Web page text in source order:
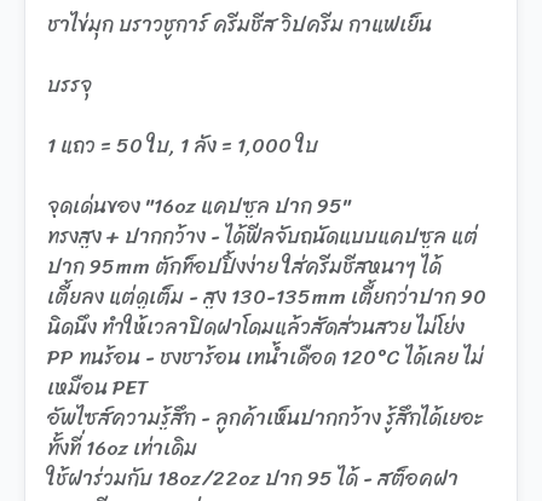
ชาไข่มุก บราวชูการ์ ครีมชีส วิปครีม กาแฟเย็น
บรรจุ
1 แถว = 50 ใบ, 1 ลัง = 1,000 ใบ
จุดเด่นของ "16oz แคปซูล ปาก 95"
ทรงสูง + ปากกว้าง - ได้ฟีลจับถนัดแบบแคปซูล แต่
ปาก 95mm ตักท็อปปิ้งง่าย ใส่ครีมชีสหนาๆ ได้
เตี้ยลง แต่ดูเต็ม - สูง 130-135mm เตี้ยกว่าปาก 90
นิดนึง ทำให้เวลาปิดฝาโดมแล้วสัดส่วนสวย ไม่โย่ง
PP ทนร้อน - ชงชาร้อน เทน้ำเดือด 120°C ได้เลย ไม่
เหมือน PET
อัพไซส์ความรู้สึก - ลูกค้าเห็นปากกว้าง รู้สึกได้เยอะ
ทั้งที่ 16oz เท่าเดิม
ใช้ฝาร่วมกับ 18oz/22oz ปาก 95 ได้ - สต็อคฝา